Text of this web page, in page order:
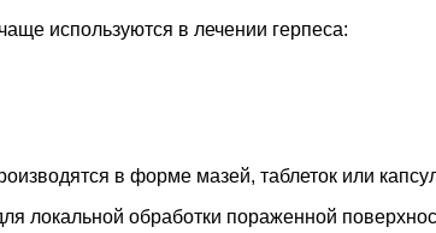
используются в лечении герпеса:
в форме мазей, таблеток или
локальной обработки пораженной